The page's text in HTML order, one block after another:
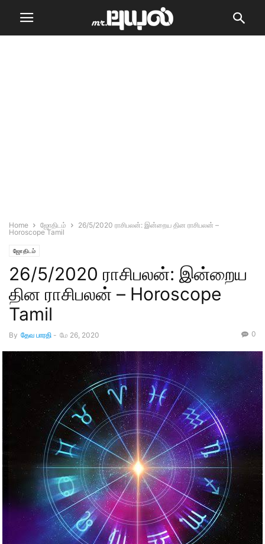
Home ஜோதிடம்
26/5/2020 ராசிபலன்: இன்றைய தின ராசிபலன் –
Horoscope Tamil
ஜோதிடம்
26/5/2020 ராசிபலன்: இன்றைய
தின ராசிபலன் – Horoscope
Tamil
By தேவ பாரதி - மே 26, 2020 0